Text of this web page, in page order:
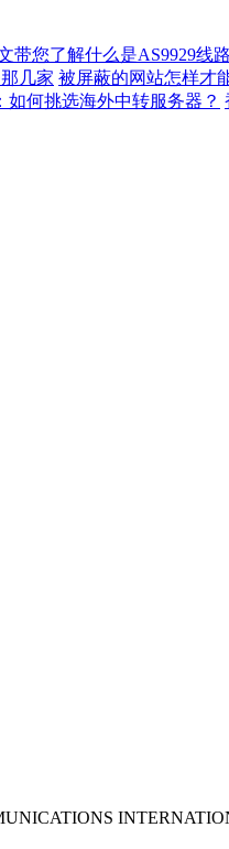
带您了解什么是AS9929线
几家 被屏蔽的网站怎样才
如何挑选海外中转服务器？